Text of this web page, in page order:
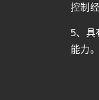
控制经
5、具
能力。